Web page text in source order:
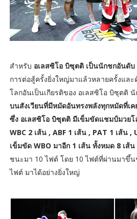
สำหรับ อเลสซิโอ บิซุตติ เป็นนักชกอันดับ
การต่อสู้ครั้งยิ่งใหญ่มาแล้วหลายครั้งแล
โลกอันเป็นเกียรติของ อเลสซิโอ บิซุตติ
บนสังเวียนที่มีหมัดอันทรงพลังทุกหมัดที่เ
ซึ่ง อเลสซิโอ บิซุตติ มีเข็มขัดแชมป์มวยโ
WBC 2 เส้น , ABF 1 เส้น , PAT 1 เส้น
เข็มขัด WBO มาอีก 1 เส้น ทั้งหมด 8 เส้
ชนะมา 10 ไฟต์ โดย 10 ไฟต์ที่ผ่านมาขึ้น
ไฟต์ มาได้อย่างยิ่งใหญ่